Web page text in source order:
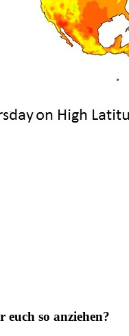
so anziehen?